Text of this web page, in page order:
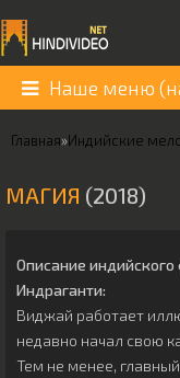
Наше меню
Главная»Индийские
МАГИЯ (2018)
Описание
Индраганти:
Виджай работает
недавно начал свою
Тем не менее,